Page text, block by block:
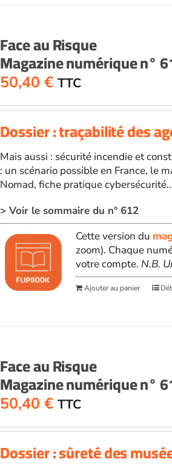
Face au Risque
Magazine numérique n°
50,40€ TTC
Dossier : traçabilité des
Mais aussi : sécurité incendie et
: un scénario possible en France, le
Nomad, fiche pratique
> Voir le sommaire du n° 612
Cette version du
zoom). Chaque
votre compte. N.B.
Ajouter au panier
Face au Risque
Magazine numérique n°
50,40€ TTC
Dossier : sûreté des